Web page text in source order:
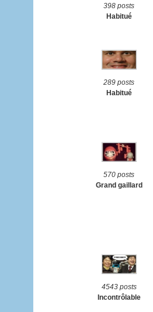
398 posts
Habitué
289 posts
Habitué
570 posts
Grand gaillard
4543 posts
Incontrôlable